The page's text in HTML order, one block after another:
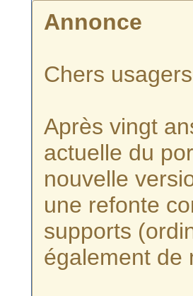
Annonce
Chers
Après vingt
actuelle du
nouvelle
une refonte
supports
également de